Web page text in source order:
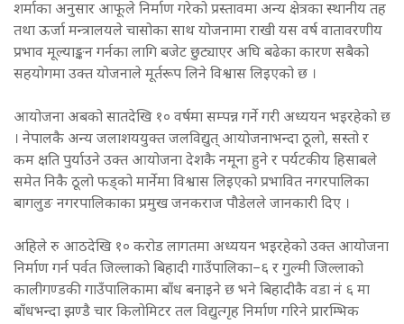
शर्माका अनुसार आफूले निर्माण गरेको प्रस्तावमा अन्य क्षेत्रका स्थानीय तह
तथा ऊर्जा मन्त्रालयले चासोका साथ योजनामा राखी यस वर्ष वातावरणीय
प्रभाव मूल्याङ्कन गर्नका लागि बजेट छुट्याएर अघि बढेका कारण सबैको
सहयोगमा उक्त योजनाले मूर्तरूप लिने विश्वास लिइएको छ ।
आयोजना अबको सातदेखि १० वर्षमा सम्पन्न गर्ने गरी अध्ययन भइरहेको छ
। नेपालकै अन्य जलाशययुक्त जलविद्युत् आयोजनाभन्दा ठूलो, सस्तो र
कम क्षति पुर्याउने उक्त आयोजना देशकै नमूना हुने र पर्यटकीय हिसाबले
समेत निकै ठूलो फड्को मार्नेमा विश्वास लिइएको प्रभावित नगरपालिका
बागलुङ नगरपालिकाका प्रमुख जनकराज पौडेलले जानकारी दिए ।
अहिले रु आठदेखि १० करोड लागतमा अध्ययन भइरहेको उक्त आयोजना
निर्माण गर्न पर्वत जिल्लाको बिहादी गाउँपालिका–६ र गुल्मी जिल्लाको
कालीगण्डकी गाउँपालिकामा बाँध बनाइने छ भने बिहादीकै वडा नं ६ मा
बाँधभन्दा झण्डै चार किलोमिटर तल विद्युत्गृह निर्माण गरिने प्रारम्भिक